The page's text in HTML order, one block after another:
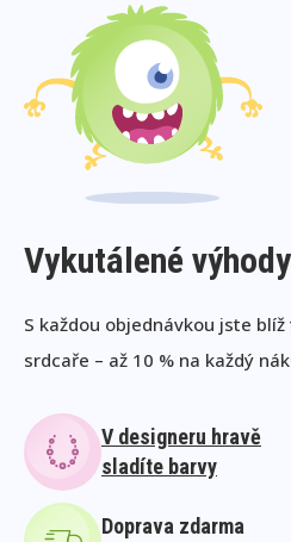
Vykutálené
S každou objednávkou jste
srdcaře – až 10 % na každý
V designeru hravě
sladíte barvy
Doprava zdarma